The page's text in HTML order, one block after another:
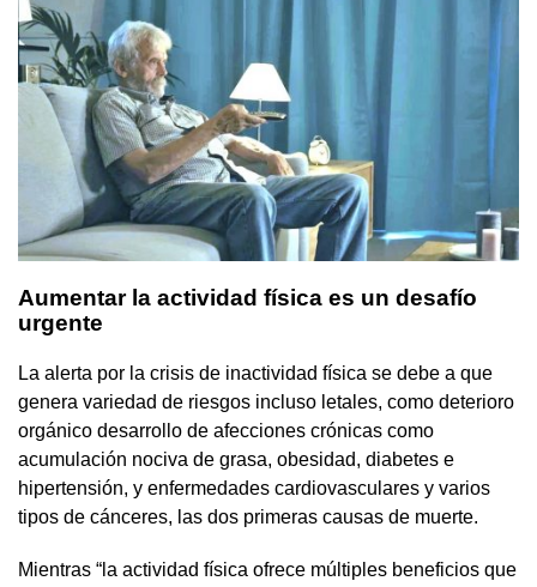
Aumentar la actividad física es un desafío
urgente
La alerta por la crisis de inactividad física se debe a que
genera variedad de riesgos incluso letales, como deterioro
orgánico desarrollo de afecciones crónicas como
acumulación nociva de grasa, obesidad, diabetes e
hipertensión, y enfermedades cardiovasculares y varios
tipos de cánceres, las dos primeras causas de muerte.
Mientras “la actividad física ofrece múltiples beneficios que